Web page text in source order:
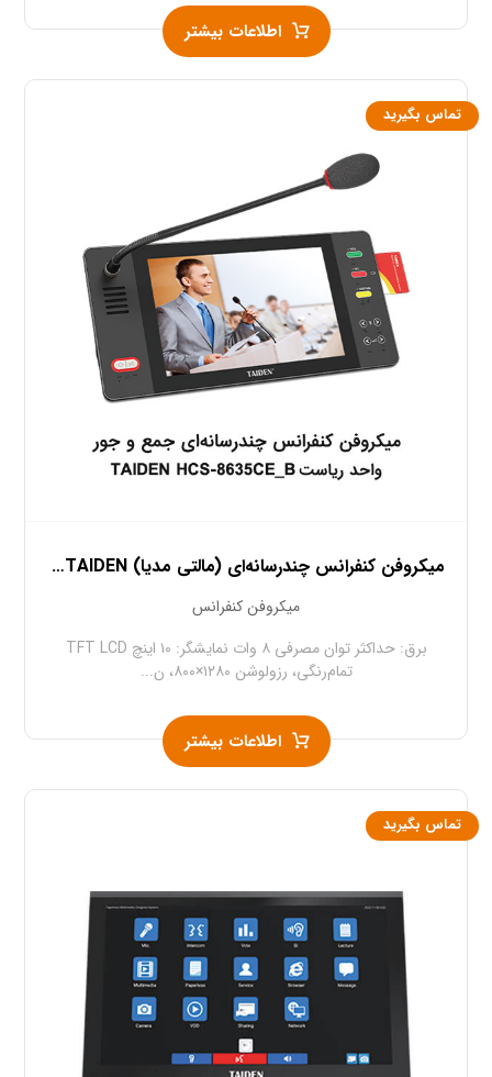
اطلاعات بیشتر
میکروفن کنفرانس چندرسانه‌ای (مالتی مدیا) TAIDEN سری HCS-۸۶۳۵
میکروفن کنفرانس
برق: حداکثر توان مصرفی ۸ وات نمایشگر: ۱۰ اینچ TFT LCD
تمام‌رنگی، رزولوشن ۱۲۸۰×۸۰۰، ن...
تماس بگیرید
اطلاعات بیشتر
تماس بگیرید